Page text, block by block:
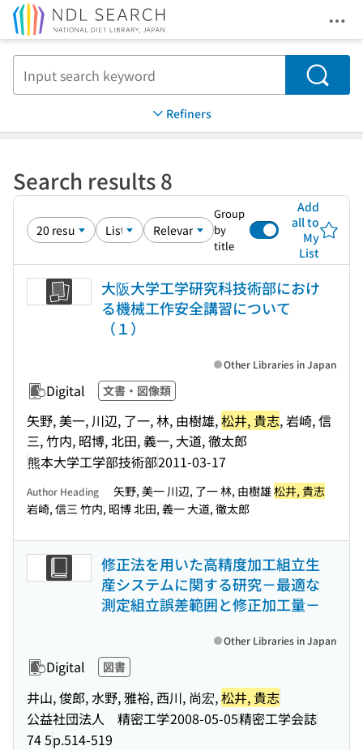
Search
Refiners
Search results 8
Group
by
title
Add
all to
My
List
大阪大学工学研究科技術部におけ
る機械工作安全講習について
（１）
Digital 文書・図像類
矢野, 美一, 川辺, 了一, 林, 由樹雄,松井, 貴志, 岩崎, 信
三, 竹内, 昭博, 北田, 義一, 大道, 徹太郎
熊本大学工学部技術部2011-03-17
Other Libraries in Japan
Author Heading 矢野, 美一 川辺, 了一 林, 由樹雄松井, 貴志
岩崎, 信三 竹内, 昭博 北田, 義一 大道, 徹太郎
修正法を用いた高精度加工組立生
産システムに関する研究－最適な
測定組立誤差範囲と修正加工量－
Digital 図書
井山, 俊郎, 水野, 雅裕, 西川, 尚宏,松井, 貴志
公益社団法人 精密工学2008-05-05精密工学会誌
74 5p.514-519
Other Libraries in Japan